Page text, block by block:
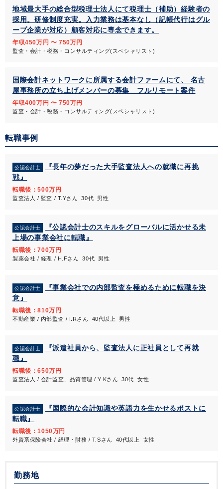
地域最大手の総合型税理士法人にて税理士（補助）経験者の
採用。研修制度充実。入力業務は基本なし（記帳代行はグル
ープ企業が対応）顧客対応に専念できます。
年収450万円 〜 750万円
監査・会計・税務・コンサルティング(スペシャリスト)
国際会計ネットワークに所属する会計ファームにて、 名古
屋事務所の立ち上げメンバーの募集 フルリモート案件
年収400万円 〜 750万円
監査・会計・税務・コンサルティング(スペシャリスト)
転職事例
公認会計士
『長年の夢だった大手監査法人への就職に再挑
戦』
転職後：500万円
監査法人 / 監査 / T.Yさん 30代 男性
公認会計士
『公認会計士のスキルをグローバルに活かせる未
上場の事業会社に転職』
転職後：700万円
製薬会社 / 経理 / H.Fさん 30代 男性
公認会計士
『事業会社での内部監査を極めるために転職を決
意』
転職後：810万円
不動産業 / 内部監査 / I.Rさん 40代以上 男性
公認会計士
『派遣社員から、監査法人に正社員として再就
職』
転職後：650万円
監査法人 / 会計監査、品質管理 / Y.Kさん 30代 女性
公認会計士
『国際的な会計知識や英語力を生かせるポストに
転職』
転職後：1050万円
外資系保険会社 / 経理・財務 / T.Sさん 40代以上 女性
勤務地